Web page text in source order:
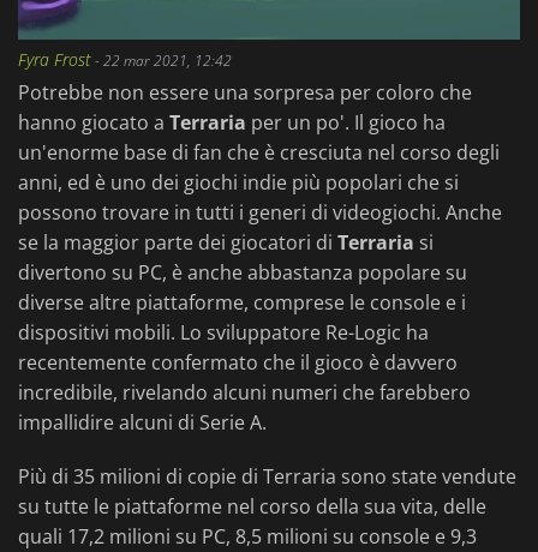
Fyra Frost-22 mar 2021, 12:42
Potrebbe non essere una sorpresa per coloro che
hanno giocato a Terraria per un po'. Il gioco ha
un'enorme base di fan che è cresciuta nel corso degli
anni, ed è uno dei giochi indie più popolari che si
possono trovare in tutti i generi di videogiochi. Anche
se la maggior parte dei giocatori di Terraria si
divertono su PC, è anche abbastanza popolare su
diverse altre piattaforme, comprese le console e i
dispositivi mobili. Lo sviluppatore Re-Logic ha
recentemente confermato che il gioco è davvero
incredibile, rivelando alcuni numeri che farebbero
impallidire alcuni di Serie A.
Più di 35 milioni di copie di Terraria sono state vendute
su tutte le piattaforme nel corso della sua vita, delle
quali 17,2 milioni su PC, 8,5 milioni su console e 9,3